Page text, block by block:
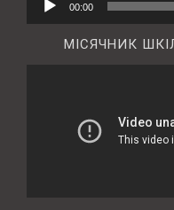
00:00
МІСЯЧНИК